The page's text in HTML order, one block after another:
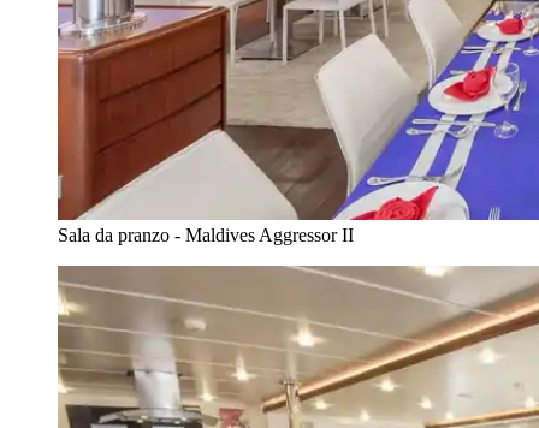
Sala da pranzo - Maldives Aggressor II